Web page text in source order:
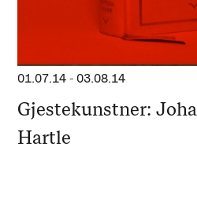
01.07.14 -03.08.14
Gjestekunstner:
Hartle